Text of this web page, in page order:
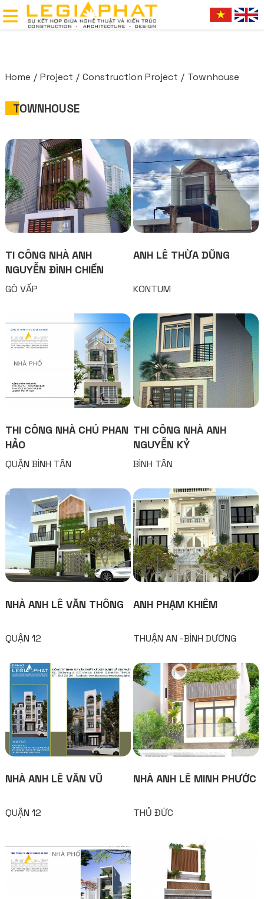
Home Project Construction Project Townhouse
TOWNHOUSE
TI CÔNG NHÀ ANH
NGUYỄN ĐÌNH CHIỀN
GÒ VẤP
ANH LÊ THỪA DŨNG
KONTUM
THI CÔNG NHÀ CHÚ PHAN
HẢO
QUẬN BÌNH TÂN
THI CÔNG NHÀ ANH
NGUYỄN KỶ
BÌNH TÂN
NHÀ ANH LÊ VĂN THÔNG
QUẬN 12
ANH PHẠM KHIÊM
THUẬN AN -BÌNH DƯƠNG
NHÀ ANH LÊ VĂN VŨ
QUẬN 12
NHÀ ANH LÊ MINH PHƯỚC
THỦ ĐỨC